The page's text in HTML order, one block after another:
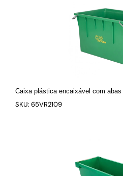
Caixa plástica encaixável com
SKU: 65VR2109